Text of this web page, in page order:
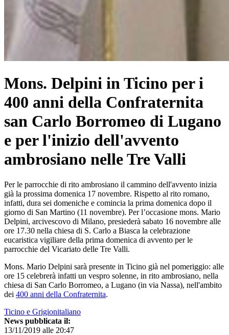
Mons. Delpini in Ticino per i
400 anni della Confraternita
san Carlo Borromeo di Lugano
e per l'inizio dell'avvento
ambrosiano nelle Tre Valli
Per le parrocchie di rito ambrosiano il cammino dell'avvento inizia
già la prossima domenica 17 novembre. Rispetto al rito romano,
infatti, dura sei domeniche e comincia la prima domenica dopo il
giorno di San Martino (11 novembre). Per l’occasione mons. Mario
Delpini, arcivescovo di Milano, presiederà sabato 16 novembre alle
ore 17.30 nella chiesa di S. Carlo a Biasca la celebrazione
eucaristica vigiliare della prima domenica di avvento per le
parrocchie del Vicariato delle Tre Valli.
Mons. Mario Delpini sarà presente in Ticino già nel pomeriggio: alle
ore 15 celebrerà infatti un vespro solenne, in rito ambrosiano, nella
chiesa di San Carlo Borromeo, a Lugano (in via Nassa), nell'ambito
dei 400 anni della Confraternita.
Ticino e Grigionitaliano
News pubblicata il:
13/11/2019 alle 20:47